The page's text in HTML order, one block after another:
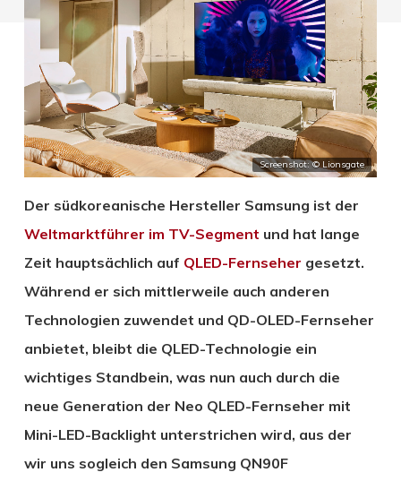
Screenshot: © Lionsgate
Der südkoreanische Hersteller Samsung ist der
Weltmarktführer im TV-Segment und hat lange
Zeit hauptsächlich auf QLED-Fernseher gesetzt.
Während er sich mittlerweile auch anderen
Technologien zuwendet und QD-OLED-Fernseher
anbietet, bleibt die QLED-Technologie ein
wichtiges Standbein, was nun auch durch die
neue Generation der Neo QLED-Fernseher mit
Mini-LED-Backlight unterstrichen wird, aus der
wir uns sogleich den Samsung QN90F